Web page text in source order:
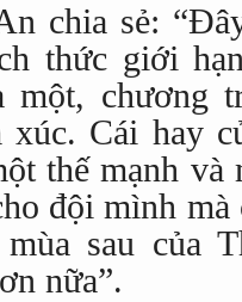
chia sẻ:
thức giới
một, chương
xúc. Cái hay
thế mạnh và
đội mình
sau của
nữa”.